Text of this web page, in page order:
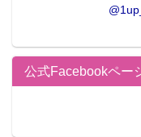
■制作：デザインココ
※別途、配送設置費
■受注店舗：とらの
公式Facebookペー